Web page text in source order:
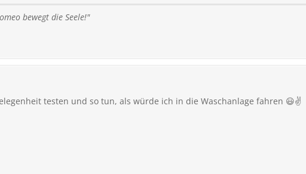
bewegt die Seele!"
testen und so tun, als würde ich in die Waschanlage fahren 😃✌️